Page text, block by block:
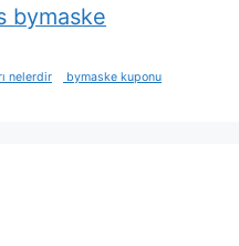
bymaske
nelerdir bymaske kuponu